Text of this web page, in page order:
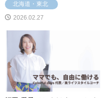
北海道・東北
2026.02.27